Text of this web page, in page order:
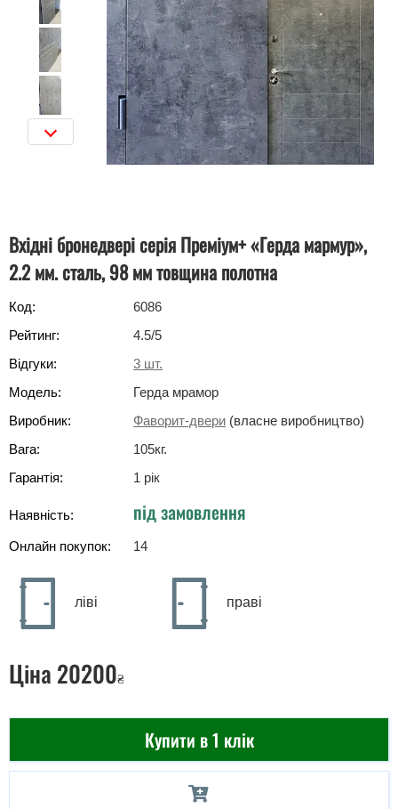
Вхідні бронедвері серія Преміум+ «Герда мармур»,
2.2 мм. сталь, 98 мм товщина полотна
Код:
6086
Рейтинг:
4.5/5
Відгуки:
3 шт.
Модель:
Герда мрамор
Виробник:
Фаворит-двери (власне виробництво)
Вага:
105кг.
Гарантія:
1 рік
Наявність: під замовлення
Онлайн покупок: 14
ліві праві
Ціна 20200₴
Купити в 1 клік